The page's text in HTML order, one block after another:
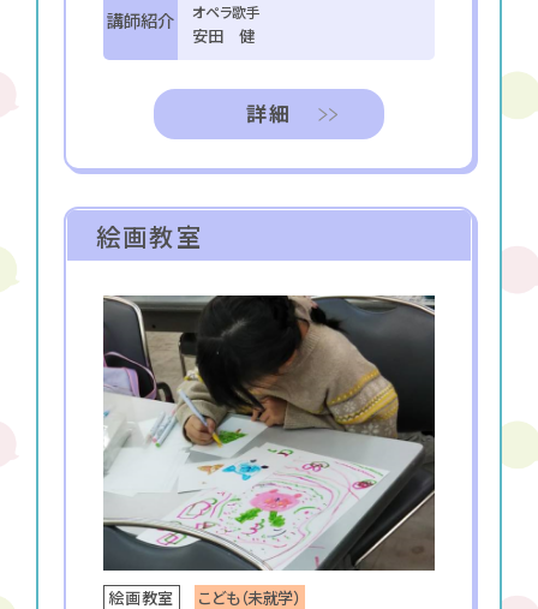
講師紹介 オペラ歌手
安田 健
詳細
絵画教室
絵画教室 こども（未就学）